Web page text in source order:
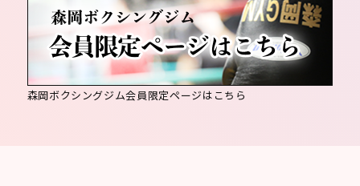
森岡ボクシングジム会員限定ページはこちら